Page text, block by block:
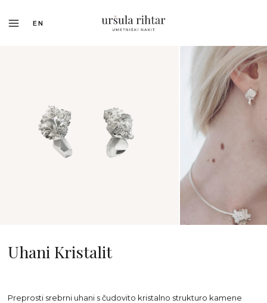
EN
Uhani Kristalit
Preprosti srebrni uhani s čudovito kristalno strukturo kamene